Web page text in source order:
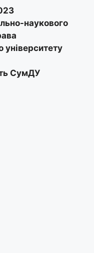
наукового
СумДУ